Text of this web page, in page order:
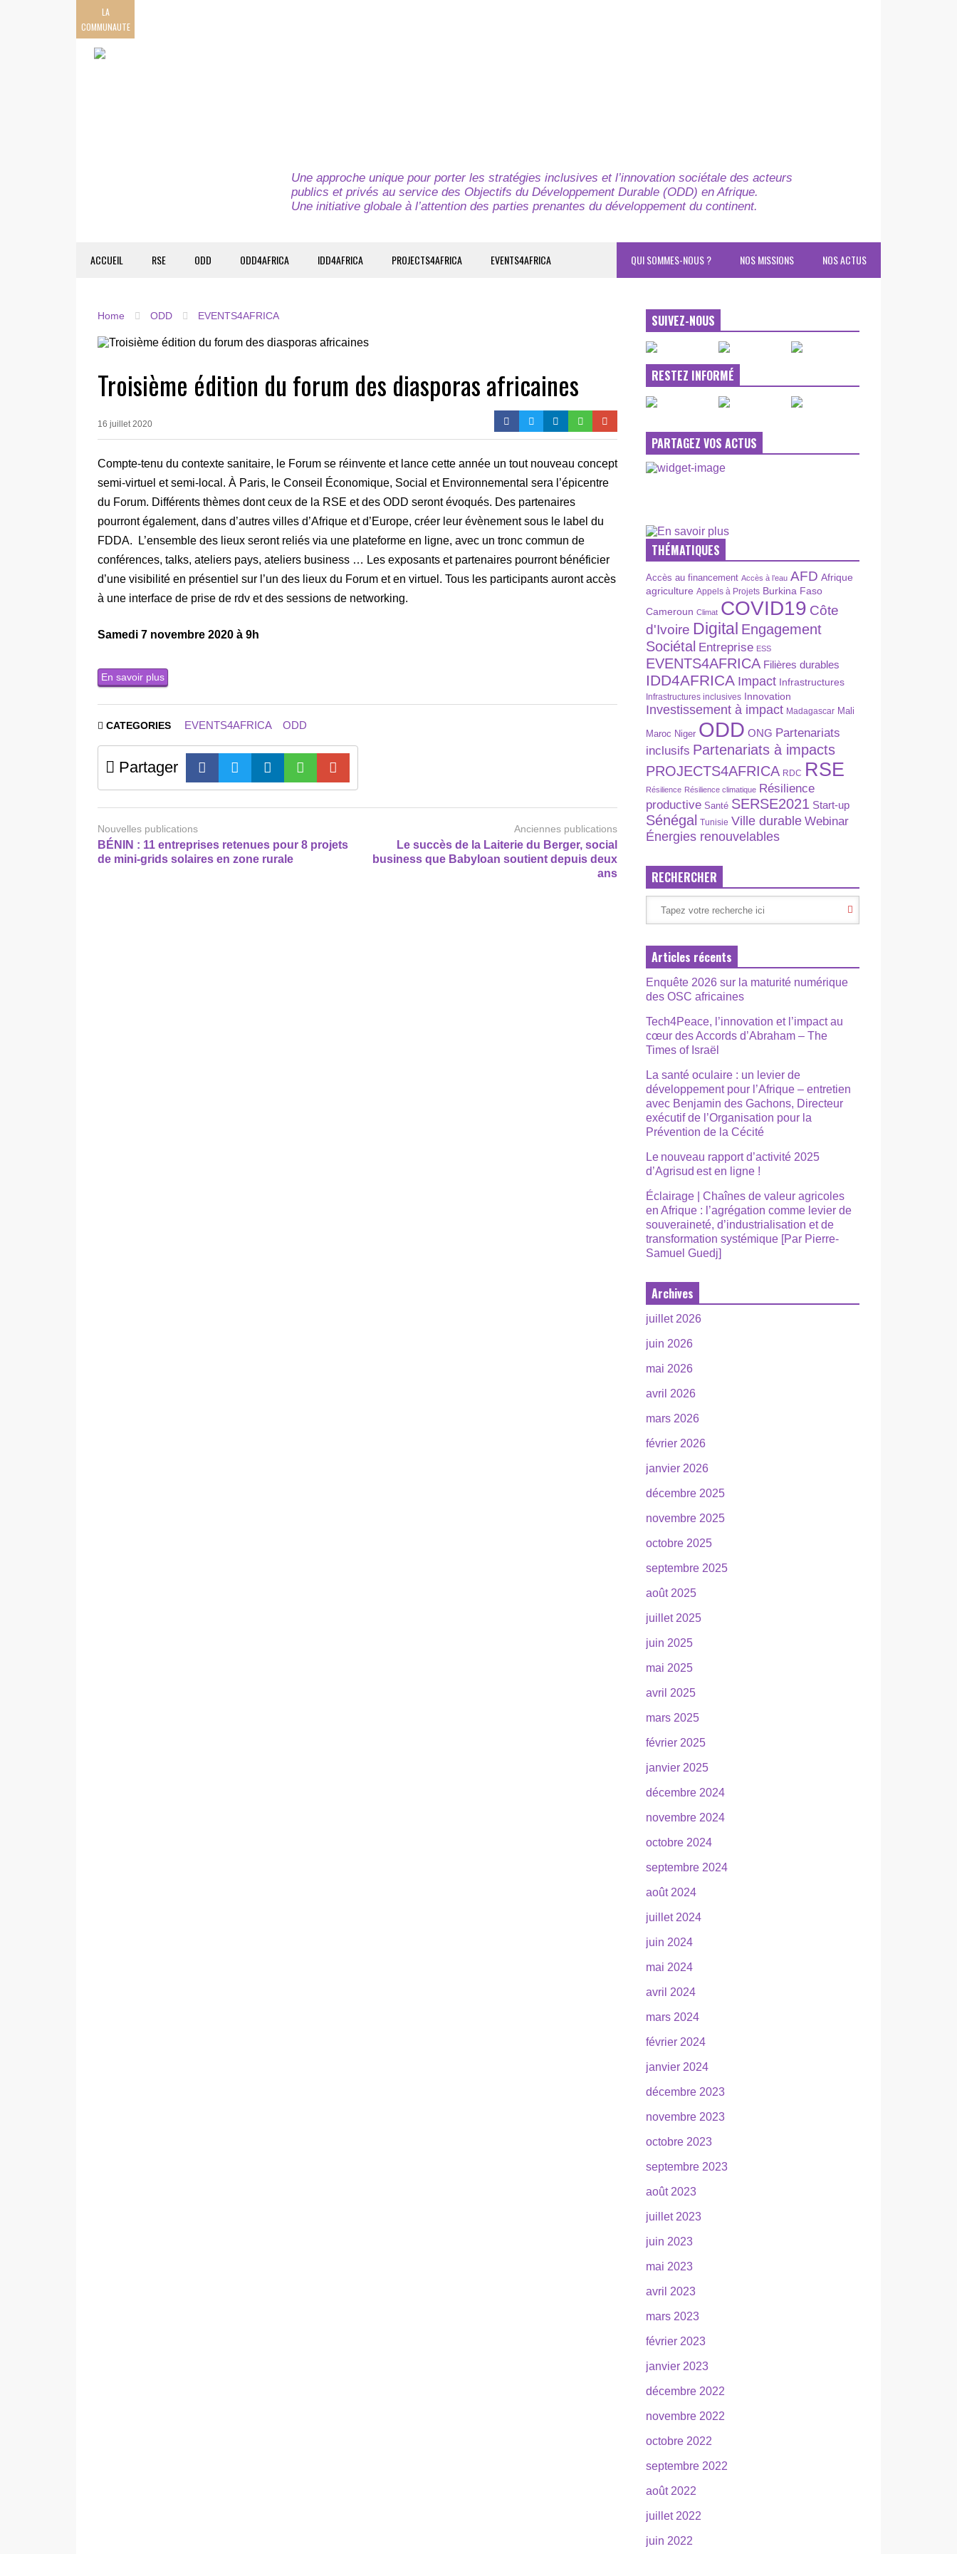
LA
COMMUNAUTE
Une approche unique pour porter les stratégies inclusives et l’innovation sociétale des acteurs
publics et privés au service des Objectifs du Développement Durable (ODD) en Afrique.
Une initiative globale à l’attention des parties prenantes du développement du continent.
ACCUEIL RSE ODD ODD4AFRICA IDD4AFRICA PROJECTS4AFRICA EVENTS4AFRICA NOS ACTUS
NOS MISSIONS
QUI SOMMES-NOUS ?
Home ODD EVENTS4AFRICA
Troisième édition du forum des diasporas africaines
16 juillet 2020
Compte-tenu du contexte sanitaire, le Forum se réinvente et lance cette année un tout nouveau concept
semi-virtuel et semi-local. À Paris, le Conseil Économique, Social et Environnemental sera l’épicentre
du Forum. Différents thèmes dont ceux de la RSE et des ODD seront évoqués. Des partenaires
pourront également, dans d’autres villes d’Afrique et d’Europe, créer leur évènement sous le label du
FDDA. L’ensemble des lieux seront reliés via une plateforme en ligne, avec un tronc commun de
conférences, talks, ateliers pays, ateliers business … Les exposants et partenaires pourront bénéficier
d’une visibilité en présentiel sur l’un des lieux du Forum et en virtuel. Tous les participants auront accès
à une interface de prise de rdv et des sessions de networking.
Samedi 7 novembre 2020 à 9h
En savoir plus
CATEGORIES EVENTS4AFRICA ODD
Partager
Nouvelles publications
BÉNIN : 11 entreprises retenues pour 8 projets
de mini-grids solaires en zone rurale
Anciennes publications
Le succès de la Laiterie du Berger, social
business que Babyloan soutient depuis deux
ans
SUIVEZ-NOUS
RESTEZ INFORMÉ
PARTAGEZ VOS ACTUS
THÉMATIQUES
Accès au financement Accès à l’eau AFD Afrique
agriculture Appels à Projets Burkina Faso
Cameroun Climat COVID19 Côte
d'Ivoire Digital Engagement
Sociétal Entreprise ESS
EVENTS4AFRICA Filières durables
IDD4AFRICA Impact Infrastructures
Infrastructures inclusives Innovation
Investissement à impact Madagascar Mali
Maroc Niger ODD ONG Partenariats
inclusifs Partenariats à impacts
PROJECTS4AFRICA RDC RSE
Résilience Résilience climatique Résilience
productive Santé SERSE2021 Start-up
Sénégal Tunisie Ville durable Webinar
Énergies renouvelables
RECHERCHER
Articles récents
Enquête 2026 sur la maturité numérique
des OSC africaines
Tech4Peace, l’innovation et l’impact au
cœur des Accords d’Abraham – The
Times of Israël
La santé oculaire : un levier de
développement pour l’Afrique – entretien
avec Benjamin des Gachons, Directeur
exécutif de l’Organisation pour la
Prévention de la Cécité
Le nouveau rapport d’activité 2025
d’Agrisud est en ligne !
Éclairage | Chaînes de valeur agricoles
en Afrique : l’agrégation comme levier de
souveraineté, d’industrialisation et de
transformation systémique [Par Pierre-
Samuel Guedj]
Archives
juillet 2026
juin 2026
mai 2026
avril 2026
mars 2026
février 2026
janvier 2026
décembre 2025
novembre 2025
octobre 2025
septembre 2025
août 2025
juillet 2025
juin 2025
mai 2025
avril 2025
mars 2025
février 2025
janvier 2025
décembre 2024
novembre 2024
octobre 2024
septembre 2024
août 2024
juillet 2024
juin 2024
mai 2024
avril 2024
mars 2024
février 2024
janvier 2024
décembre 2023
novembre 2023
octobre 2023
septembre 2023
août 2023
juillet 2023
juin 2023
mai 2023
avril 2023
mars 2023
février 2023
janvier 2023
décembre 2022
novembre 2022
octobre 2022
septembre 2022
août 2022
juillet 2022
juin 2022